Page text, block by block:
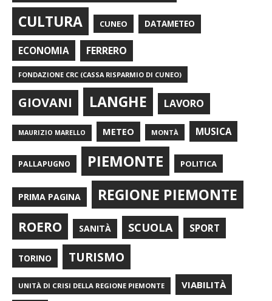
CULTURA CUNEO DATAMETEO
ECONOMIA FERRERO
FONDAZIONE CRC (CASSA RISPARMIO DI CUNEO)
GIOVANI LANGHE LAVORO
MAURIZIO MARELLO METEO MONTÀ MUSICA
PALLAPUGNO PIEMONTE POLITICA
PRIMA PAGINA REGIONE PIEMONTE
ROERO SANITÀ SCUOLA SPORT
TORINO TURISMO
UNITÀ DI CRISI DELLA REGIONE PIEMONTE VIABILITÀ